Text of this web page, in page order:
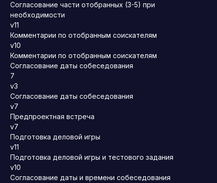
Согласование части отобранных (3-5) при
необходимости
v11
Комментарии по отобранным соискателям
v10
Комментарии по отобранным соискателям
Согласование даты собеседования
7
v3
Согласование даты собеседования
v7
Предпроектная встреча
v7
Подготовка деловой игры
v11
Подготовка деловой игры и тестового задания
v10
Согласование даты и времени собеседования